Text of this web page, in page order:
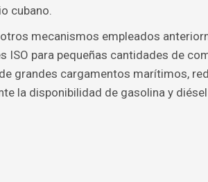
cubano.
mecanismos empleados
ISO para pequeñas cantidades de
grandes cargamentos marítimos,
la disponibilidad de gasolina y